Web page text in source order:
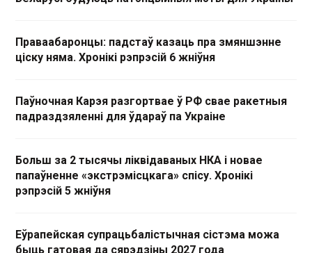
Праваабаронцы: падстаў казаць пра змяншэнне
ціску няма. Хронікі рэпрэсій 6 жніўня
Паўночная Карэя разгортвае ў РФ свае ракетныя
падраздзяленні для ўдараў па Украіне
Больш за 2 тысячы ліквідаваных НКА і новае
папаўненне «экстрэмісцкага» спісу. Хронікі
рэпрэсій 5 жніўня
Еўрапейская супрацьбалістычная сістэма можа
быць гатовая да сярэдзіны 2027 года